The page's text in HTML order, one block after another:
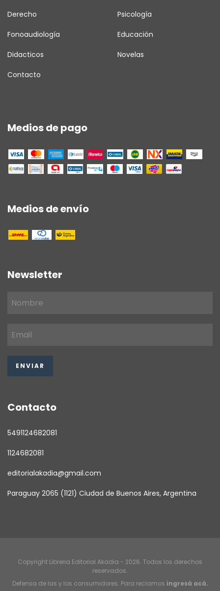
Derecho Psicología
Fonoaudiología Educación
Didacticos Novelas
Contacto
Medios de pago
Medios de envío
Newsletter
Contacto
5491124682081
1124682081
editorialakadia@gmail.com
Paraguay 2065 (1121) Ciudad de Buenos Aires, Argentina
Copyright Libreria Editorial Akadia - 2026. Todos los derechos
reservados.
Defensa de las y los consumidores. Para reclamos ingresá acá.